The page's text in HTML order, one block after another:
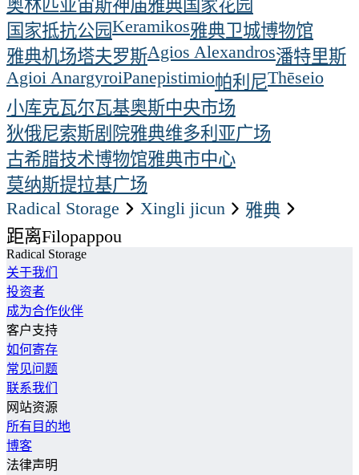
奥林匹亚宙斯神庙雅典国家花园
国家抵抗公园Keramikos雅典卫城博物馆
雅典机场塔夫罗斯Agios Alexandros潘特里斯
Agioi AnargyroiPanepistimio帕利尼Thēseio
小库克瓦尔瓦基奥斯中央市场
狄俄尼索斯剧院雅典维多利亚广场
古希腊技术博物馆雅典市中心
莫纳斯提拉基广场
Radical Storage
xingli jicun
雅典
距离Filopappou
Radical Storage
关于我们
投资者
成为合作伙伴
客户支持
如何寄存
常见问题
联系我们
网站资源
所有目的地
博客
法律声明